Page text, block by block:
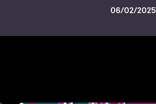
06/02/2025